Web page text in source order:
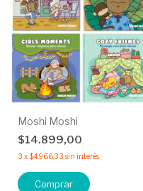
Moshi Moshi
$14.899,00
3 x$4.966,33 sin interés
Comprar